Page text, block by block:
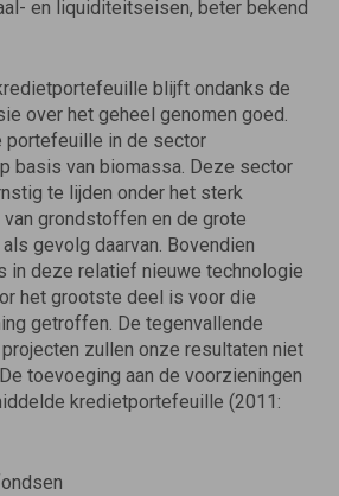
en liquiditeitseisen, beter bekend
blijft ondanks de
over het geheel genomen goed.
portefeuille in de sector
basis van biomassa. Deze sector
te lijden onder het sterk
grondstoffen en de grote
gevolg daarvan. Bovendien
in deze relatief nieuwe technologie
het grootste deel is voor die
getroffen. De tegenvallende
zullen onze resultaten niet
toevoeging aan de voorzieningen
kredietportefeuille (2011: